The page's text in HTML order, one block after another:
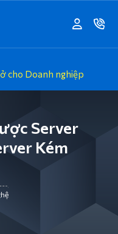
cho Doanh nghiệp
Server
Kém